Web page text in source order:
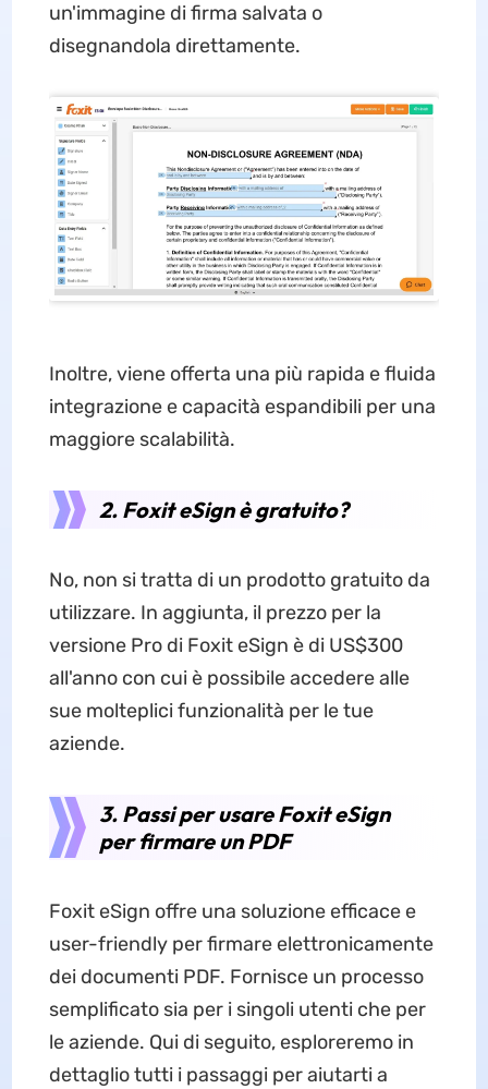
un'immagine di firma salvata o
disegnandola direttamente.
Inoltre, viene offerta una più rapida e fluida
integrazione e capacità espandibili per una
maggiore scalabilità.
2. Foxit eSign è gratuito?
No, non si tratta di un prodotto gratuito da
utilizzare. In aggiunta, il prezzo per la
versione Pro di Foxit eSign è di US$300
all'anno con cui è possibile accedere alle
sue molteplici funzionalità per le tue
aziende.
3. Passi per usare Foxit eSign
per firmare un PDF
Foxit eSign offre una soluzione efficace e
user-friendly per firmare elettronicamente
dei documenti PDF. Fornisce un processo
semplificato sia per i singoli utenti che per
le aziende. Qui di seguito, esploreremo in
dettaglio tutti i passaggi per aiutarti a